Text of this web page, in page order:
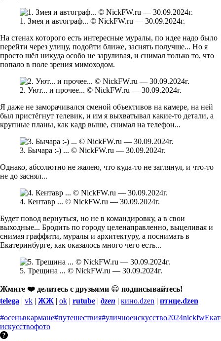
1. Змея и автограф... © NickFW.ru — 30.09.2024г.
На стенах которого есть интересные муралы, по идее надо было
перейти через улицу, подойти ближе, заснять получше... Но я
просто шёл никуда особо не заруливая, и снимал только то, что
попало в поле зрения мимоходом.
2. Уют... и прочее... © NickFW.ru — 30.09.2024г.
Я даже не заморачивался сменой объективов на камере, на ней
был пристёгнут телевик, и им я выхватывал какие-то детали, а
крупные планы, как кадр выше, снимал на телефон...
3. Бычара :-) ... © NickFW.ru — 30.09.2024г.
Однако, абсолютно не жалею, что куда-то не заглянул, и что-то
не до заснял...
4. Кентавр ... © NickFW.ru — 30.09.2024г.
Будет повод вернуться, но не в командировку, а в свои
выходные... Бродить по городу целенаправленно, выцеливая и
снимая граффити, муралы и архитектуру, а поснимать в
Екатеринбурге, как оказалось много чего есть...
5. Трещина ... © NickFW.ru — 30.09.2024г.
Жмите ❤️ делитесь с друзьями 😃 подписывайтесь!
telega | vk | ЖЖ | ok | rutube | дzen | кино.dzen | птице.dzen
#осеньвкармане#путешествия#уличноеискусство2024nickfw
искусствофото